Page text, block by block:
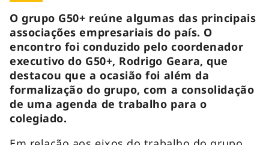
O grupo G50+ reúne algumas das principais
associações empresariais do país. O
encontro foi conduzido pelo coordenador
executivo do G50+, Rodrigo Geara, que
destacou que a ocasião foi além da
formalização do grupo, com a consolidação
de uma agenda de trabalho para o
colegiado.